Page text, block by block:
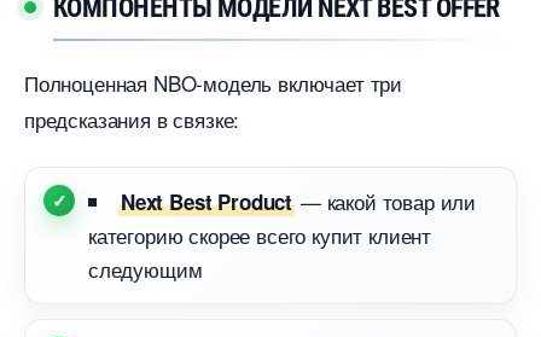
КОМПОНЕНТЫ МОДЕЛИ NEXT BEST OFFER
Полноценная NBO-модель включает три
предсказания в связке:
Next Best Product — какой товар или
категорию скорее всего купит клиент
следующим